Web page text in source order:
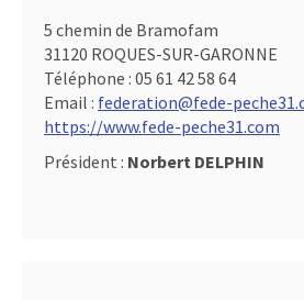
5 chemin de Bramofam
31120 ROQUES-SUR-GARONNE
Téléphone : 05 61 42 58 64
Email : federation@fede-
https://www.fede-peche31.com
Président : Norbert DELPHIN